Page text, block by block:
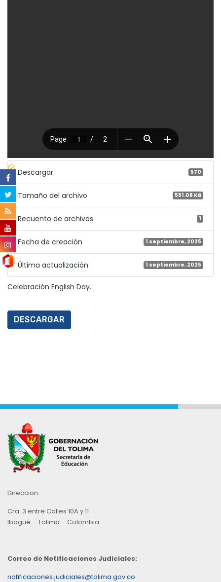
Descargar 570
Tamaño del archivo 551.08 KB
Recuento de archivos 1
Fecha de creación 1 septiembre, 2025
Última actualización 1 septiembre, 2025
Celebración English Day.
DESCARGAR
Direccion
Cra. 3 entre Calles 10A y 11
Ibagué – Tolima – Colombia
Correo de Notificaciones Judiciales:
notificaciones.judiciales@tolima.gov.co